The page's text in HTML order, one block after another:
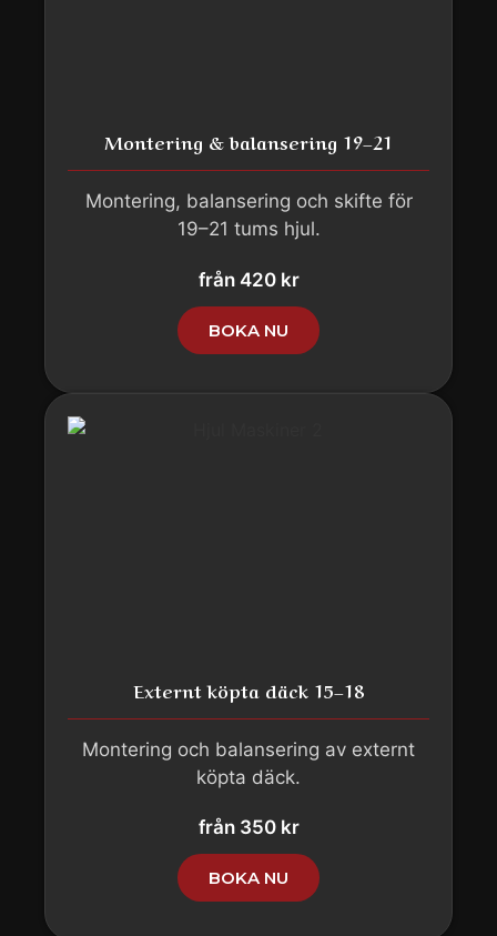
Montering & balansering 19–21
Montering, balansering och skifte för
19–21 tums hjul.
från 420 kr
BOKA NU
Externt köpta däck 15–18
Montering och balansering av externt
köpta däck.
från 350 kr
BOKA NU